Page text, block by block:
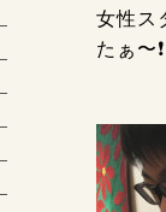
女性ス
たぁ〜❗